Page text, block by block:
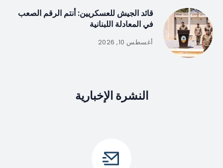
قائد الجيش للعسكريين: أنتم الرقم الصعب
في المعادلة اللبنانية
أغسطس 10, 2026
النشرة الإخبارية